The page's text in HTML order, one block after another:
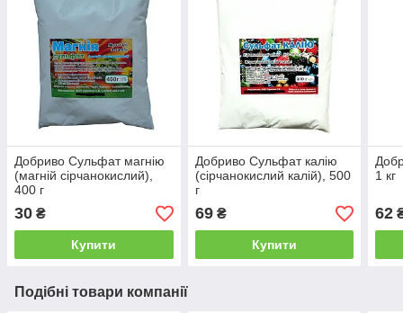
Добриво Сульфат магнію
(магній сірчанокислий),
400 г
30 ₴
Купити
Добриво Сульфат калію
(сірчанокислий калій), 500
г
69₴
Купити
1 кг
62
Подібні товари компанії